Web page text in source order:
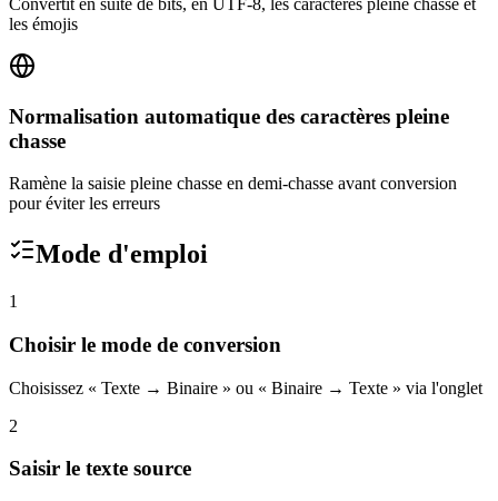
Convertit en suite de bits, en UTF-8, les caractères pleine chasse et
les émojis
Normalisation automatique des caractères pleine
chasse
Ramène la saisie pleine chasse en demi-chasse avant conversion
pour éviter les erreurs
Mode d'emploi
1
Choisir le mode de conversion
Choisissez « Texte → Binaire » ou « Binaire → Texte » via l'onglet
2
Saisir le texte source